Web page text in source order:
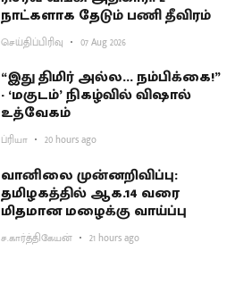
நாட்களாக தேடும் பணி தீவிரம்
செய்திப்பிரிவு 07 Aug 2026
“இது திமிர் அல்ல... நம்பிக்கை!”
- ‘மகுடம்’ நிகழ்வில் விஷால்
உத்வேகம்
ப்ரியா 20 hours ago
வானிலை முன்னறிவிப்பு:
தமிழகத்தில் ஆக.14 வரை
மிதமான மழைக்கு வாய்ப்பு
ச.கார்த்திகேயன் 21 hours ago